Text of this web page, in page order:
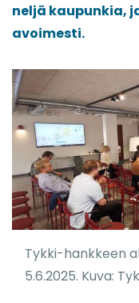
neljä kaupunkia,
avoimesti.
Tykki-hankkeen
5.6.2025. Kuva: